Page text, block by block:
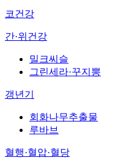
코건강
간·위건강
밀크씨슬
그린세라·꾸지뽕
갱년기
회화나무추출물
루바브
혈행·혈압·혈당